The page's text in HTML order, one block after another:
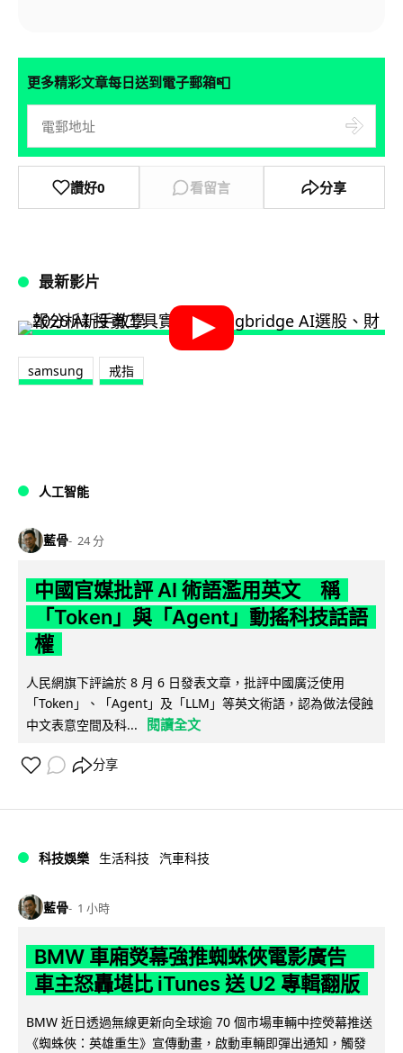
更多精彩文章每日送到電子郵箱📮
讚好0 看留言 分享
最新影片
samsung 戒指
人工智能
藍骨 24 分
中國官媒批評 AI 術語濫用英文 稱
「Token」與「Agent」動搖科技話語
權
人民網旗下評論於 8 月 6 日發表文章，批評中國廣泛使用
「Token」、「Agent」及「LLM」等英文術語，認為做法侵蝕
中文表意空間及科...
閱讀全文
分享
科技娛樂 生活科技 汽車科技
藍骨 1 小時
BMW 車廂熒幕強推蜘蛛俠電影廣告
車主怒轟堪比 iTunes 送 U2 專輯翻版
BMW 近日透過無線更新向全球逾 70 個市場車輛中控熒幕推送
《蜘蛛俠：英雄重生》宣傳動畫，啟動車輛即彈出通知，觸發